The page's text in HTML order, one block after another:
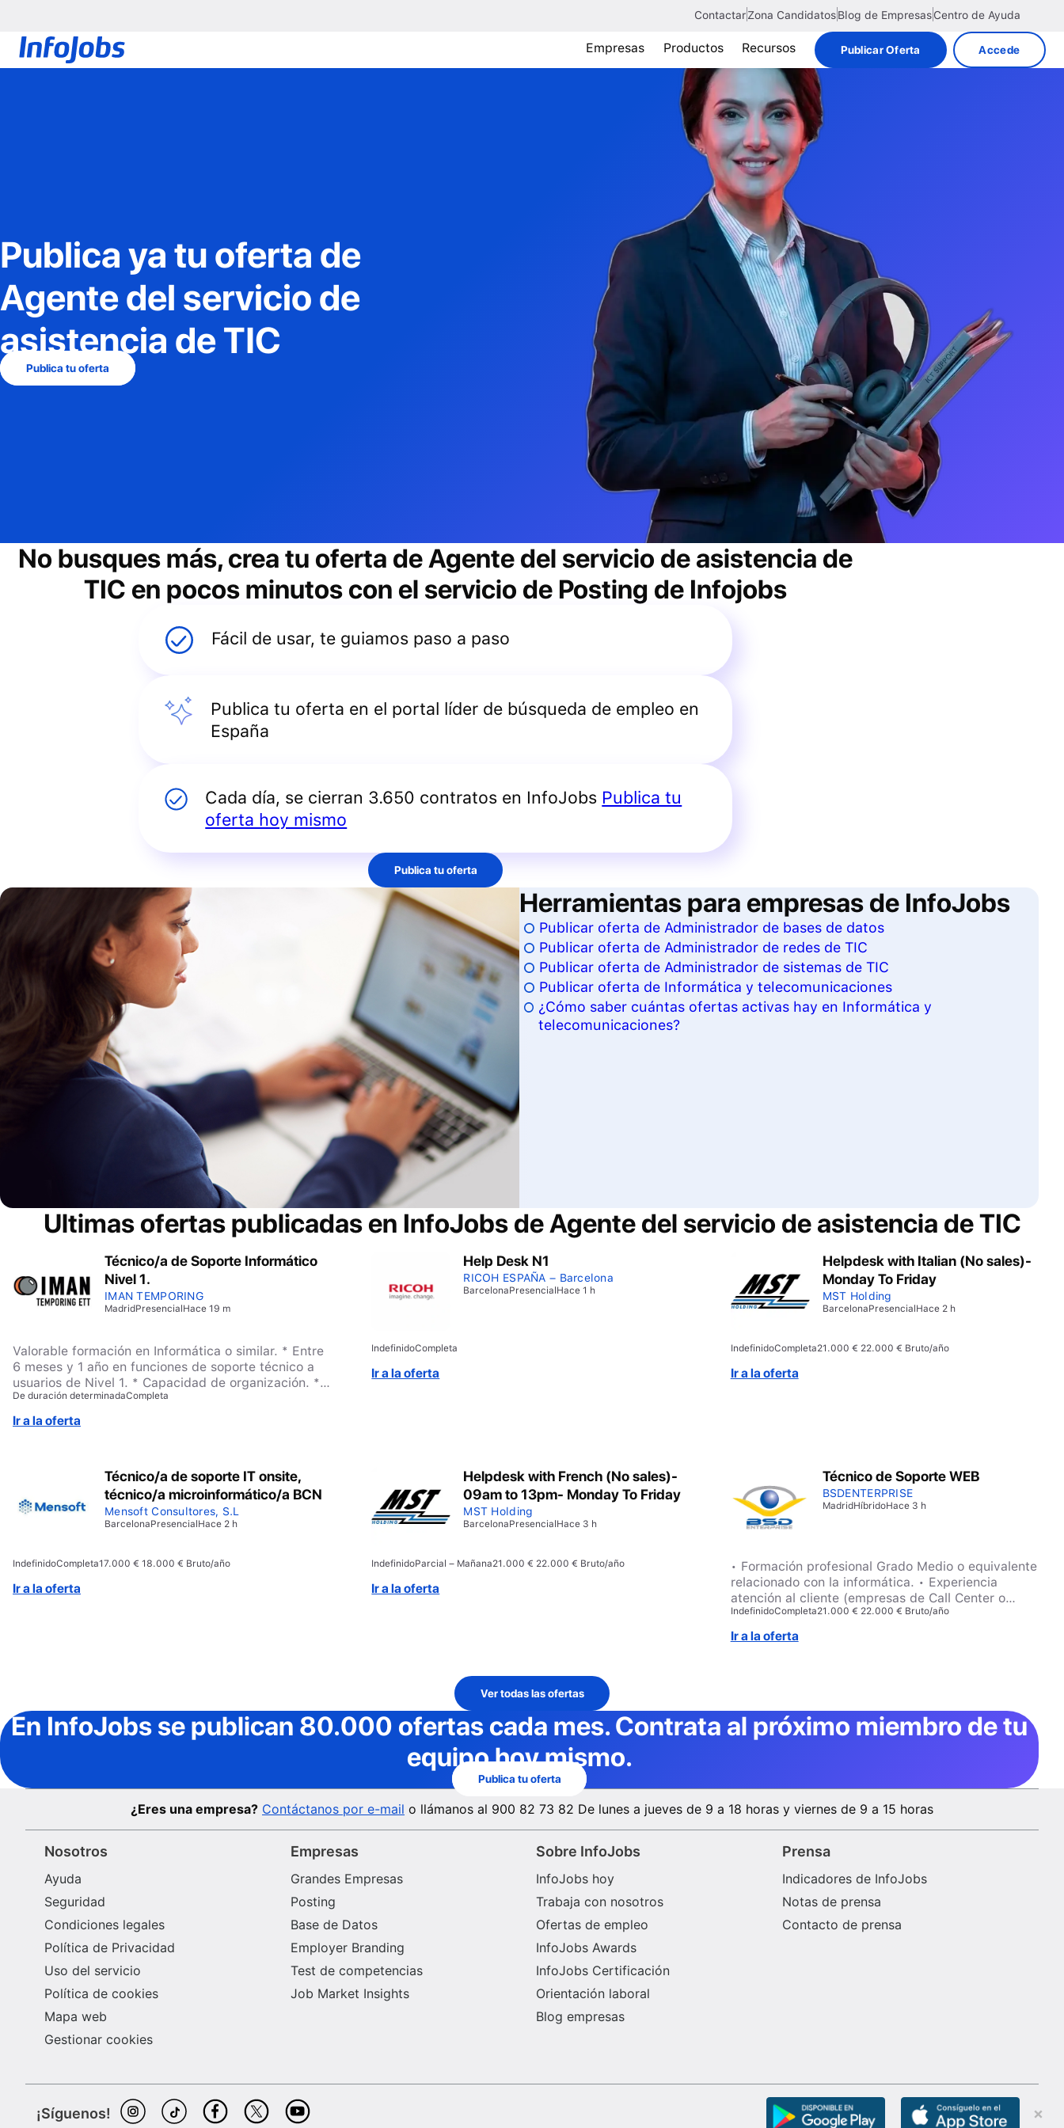
ContactarZona CandidatosBlog de EmpresasCentro de Ayuda
Empresas Productos Recursos Publicar Oferta Accede
Publica ya tu oferta de
Agente del servicio de
asistencia de TIC
Publica tu oferta
No busques más, crea tu oferta deAgente del servicio de asistencia de
TIC en pocos minutos con el servicio de Posting de Infojobs
Fácil de usar, te guiamos paso a paso
Publica tu oferta en el portal líder de búsqueda de empleo en
España
Cada día, se cierran 3.650 contratos en InfoJobs Publica tu
oferta hoy mismo
Publica tu oferta
Herramientas para empresas de InfoJobs
Publicar oferta de Administrador de bases de datos
Publicar oferta de Administrador de redes de TIC
Publicar oferta de Administrador de sistemas de TIC
Publicar oferta de Informática y telecomunicaciones
¿Cómo saber cuántas ofertas activas hay en Informática y
telecomunicaciones?
Ultimas ofertas publicadas en InfoJobs deAgente del servicio de asistencia de TIC
Técnico/a de Soporte Informático
Nivel 1.
IMAN TEMPORING
MadridPresencialHace 19 m
Valorable formación en Informática o similar. * Entre
6 meses y 1 año en funciones de soporte técnico a
usuarios de Nivel 1. * Capacidad de organización. *
Orientación al cliente y buenas habilidades de
comunicación. * Proactividad y capacidad para
trabajar en equipo.
De duración determinadaCompleta
Ir a la oferta
Help Desk N1
RICOH ESPAÑA – Barcelona
BarcelonaPresencialHace 1 h
IndefinidoCompleta
Ir a la oferta
Helpdesk with Italian (No sales)-
Monday To Friday
MST Holding
BarcelonaPresencialHace 2 h
IndefinidoCompleta21.000 € 22.000 € Bruto/año
Ir a la oferta
Técnico/a de soporte IT onsite,
técnico/a microinformático/a BCN
Mensoft Consultores, S.L
BarcelonaPresencialHace 2 h
IndefinidoCompleta17.000 € 18.000 € Bruto/año
Ir a la oferta
Helpdesk with French (No sales)-
09am to 13pm- Monday To Friday
MST Holding
BarcelonaPresencialHace 3 h
IndefinidoParcial – Mañana21.000 € 22.000 € Bruto/año
Ir a la oferta
Técnico de Soporte WEB
BSDENTERPRISE
MadridHíbridoHace 3 h
• Formación profesional Grado Medio o equivalente
relacionado con la informática. • Experiencia
atención al cliente (empresas de Call Center o
similar). • Experiencia en uso herramientas de
ticketing. • Manejo y desenvoltura con ordenadores
(sistema operativo, componentes informáticos,
IndefinidoCompleta21.000 € 22.000 € Bruto/año
Ir a la oferta
Ver todas las ofertas
En InfoJobs se publican 80.000 ofertas cada mes. Contrata al próximo miembro de tu
equipo hoy mismo.
Publica tu oferta
¿Eres una empresa? Contáctanos por e-mail o llámanos al 900 82 73 82 De lunes a jueves de 9 a 18 horas y viernes de 9 a 15 horas
Nosotros
Ayuda
Seguridad
Condiciones legales
Política de Privacidad
Uso del servicio
Política de cookies
Mapa web
Gestionar cookies
Empresas
Grandes Empresas
Posting
Base de Datos
Employer Branding
Test de competencias
Job Market Insights
Sobre InfoJobs
InfoJobs hoy
Trabaja con nosotros
Ofertas de empleo
InfoJobs Awards
InfoJobs Certificación
Orientación laboral
Blog empresas
Prensa
Indicadores de InfoJobs
Notas de prensa
Contacto de prensa
¡Síguenos!